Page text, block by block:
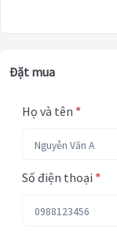
Đặt mua
Họ và tên *
Số điện thoại *